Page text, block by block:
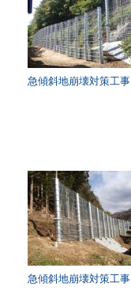
急傾斜地崩壊対策工事
急傾斜地崩壊対策工事